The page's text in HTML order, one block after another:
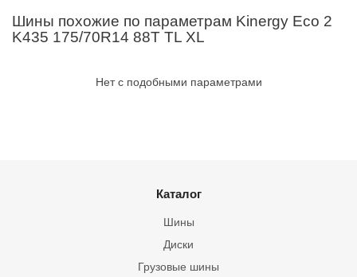
Шины похожие по параметрам Kinergy Eco 2
K435 175/70R14 88T TL XL
Нет с подобными параметрами
Каталог
Шины
Грузовые шины
Диски